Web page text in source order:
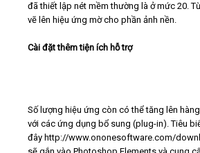
đã thiết lập nét mềm thường là ở mức 20.
vẽ lên hiệu ứng mờ cho phần ảnh nền.
Cài đặt thêm tiện ích hỗ trợ
Số lượng hiệu ứng còn có thể tăng lên
với các ứng dụng bổ sung (plug-in). Tiêu
đây http://www.ononesoftware.com/